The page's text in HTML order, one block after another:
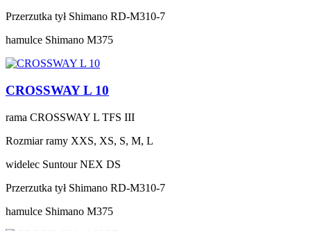
Przerzutka tył Shimano RD-M310-7
hamulce Shimano M375
CROSSWAY L 10
rama CROSSWAY L TFS III
Rozmiar ramy XXS, XS, S, M, L
widelec Suntour NEX DS
Przerzutka tył Shimano RD-M310-7
hamulce Shimano M375